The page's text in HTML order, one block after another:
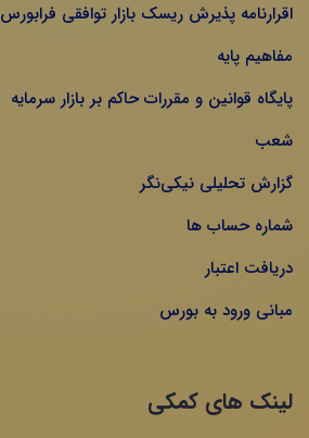
اقرارنامه پذیرش ریسک بازار توافقی فرابورس
مفاهیم پایه
پایگاه قوانین و مقررات حاکم بر بازار سرمایه
شعب
گزارش تحلیلی نیکی‌نگر
شماره حساب ها
دریافت اعتبار
مبانی ورود به بورس
لینک های کمکی